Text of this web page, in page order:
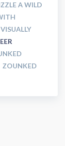
A WILD
VISUALLY
ZOUNKED